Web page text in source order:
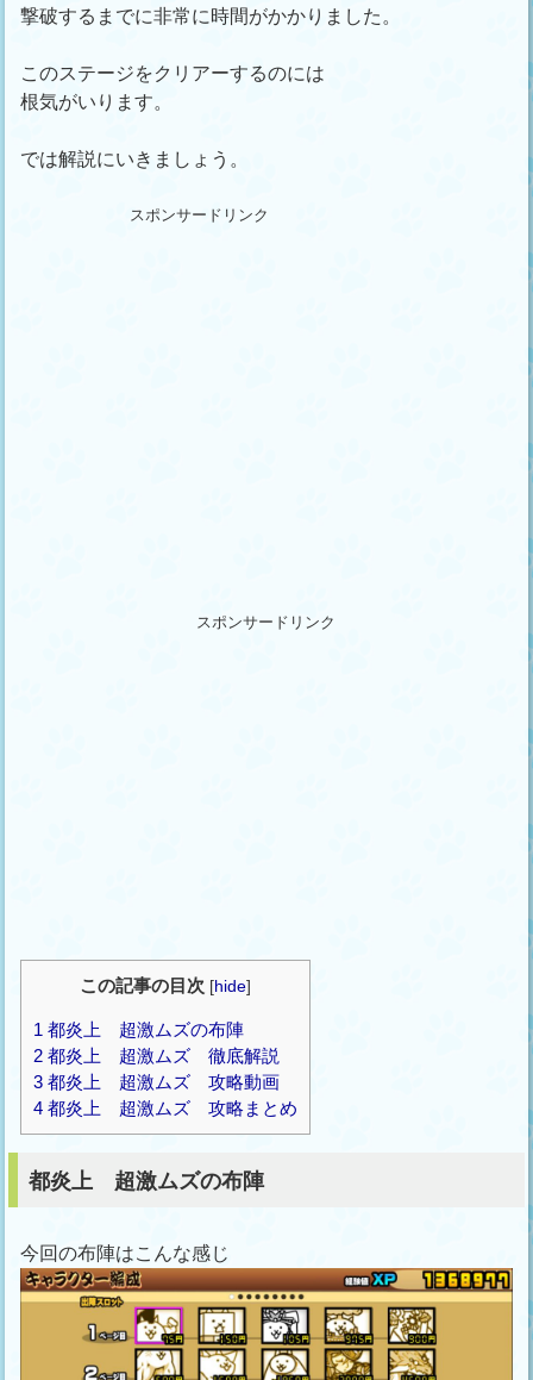
撃破するまでに非常に時間がかかりました。
このステージをクリアーするのには
根気がいります。
では解説にいきましょう。
スポンサードリンク
スポンサードリンク
この記事の目次 [hide]
1 都炎上 超激ムズの布陣
2 都炎上 超激ムズ 徹底解説
3 都炎上 超激ムズ 攻略動画
4 都炎上 超激ムズ 攻略まとめ
都炎上 超激ムズの布陣
今回の布陣はこんな感じ